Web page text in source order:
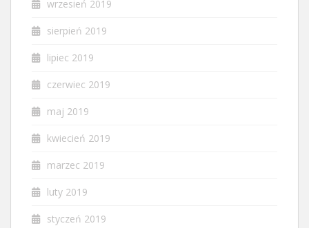
wrzesień 2019
sierpień 2019
lipiec 2019
czerwiec 2019
maj 2019
kwiecień 2019
marzec 2019
luty 2019
styczeń 2019